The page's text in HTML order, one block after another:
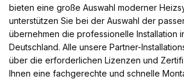
bieten eine große Auswahl moderner
unterstützen Sie bei der Auswahl der
übernehmen die professionelle Installation
Deutschland. Alle unsere Partner-
über die erforderlichen Lizenzen und
Ihnen eine fachgerechte und schnelle